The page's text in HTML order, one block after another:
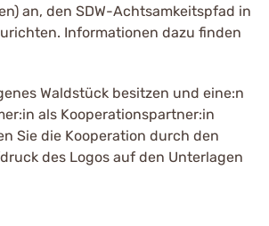
an, den SDW-Achtsamkeitspfad in
Informationen dazu finden
Waldstück besitzen und eine:n
als Kooperationspartner:in
Sie die Kooperation durch den
des Logos auf den Unterlagen